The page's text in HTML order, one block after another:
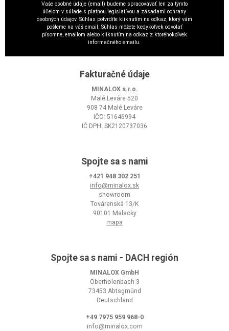
Vaše osobné údaje (email) budeme spracovávať len za týmto
účelom v súlade s platnou legislatívou a zásadami ochrany
osobných údajov. Súhlas potvrdíte kliknutím na odkaz, ktorý vám
pošleme na váš email. Súhlas môžete kedykoľvek odvolať
písomne, emailom alebo kliknutím na odkaz z ktoréhokoľvek
informačného emailu.
Fakturačné údaje
MINALOX s.r.o.
Malé Leváre 520
908 74 Malé Leváre
IČO: 51646994
IČ DPH: SK2120737036
Spojte sa s nami
+421 948 302 251
info@minalox.sk
showroom
Továrenská 13/K
90101 Malacky
mapa
Spojte sa s nami - DACH región
MINALOX GmbH
Oberholenbach 3
73453 Abtsgmünd
Deutschland
+49 7975 959 968-0
info@minalox.com